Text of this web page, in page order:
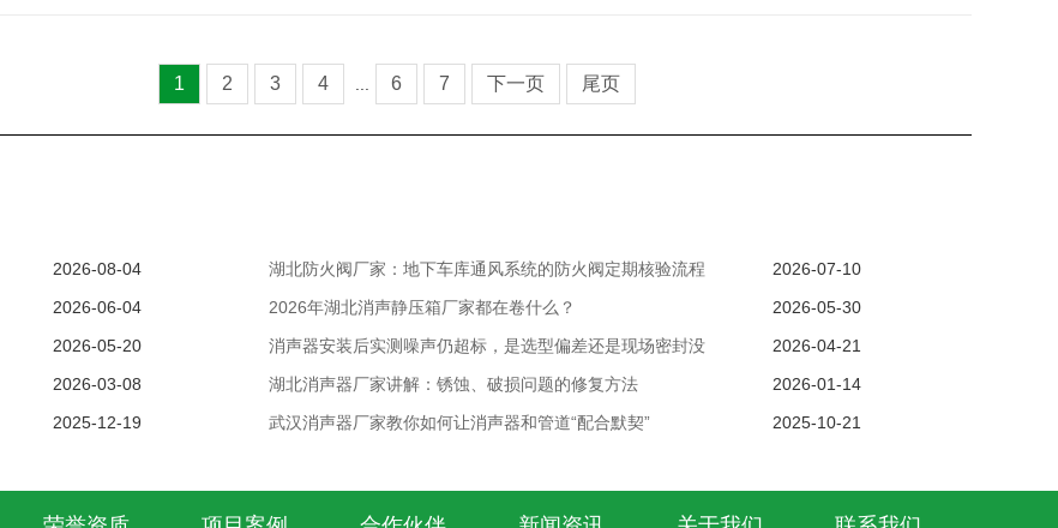
1 2 3 4 6 7 下一页 尾页
2026-08-04 湖北防火阀厂家：地下车库通风系统的防火阀定期核验流程
2026-07-10
2026-06-04 2026年湖北消声静压箱厂家都在卷什么？
2026-05-30
2026-05-20 消声器安装后实测噪声仍超标，是选型偏差还是现场密封没
2026-04-21
2026-03-08 湖北消声器厂家讲解：锈蚀、破损问题的修复方法
2026-01-14
2025-12-19 武汉消声器厂家教你如何让消声器和管道“配合默契” 2025-10-21